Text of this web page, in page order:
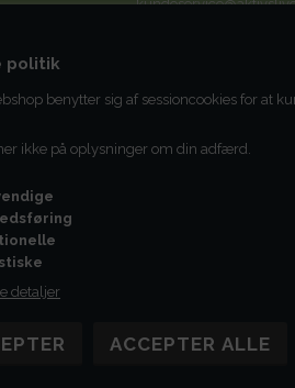
politik
benytter sig af sessioncookies for at
ikke på oplysninger om din adfærd.
detaljer
Tlf.+45 75 82 41 11